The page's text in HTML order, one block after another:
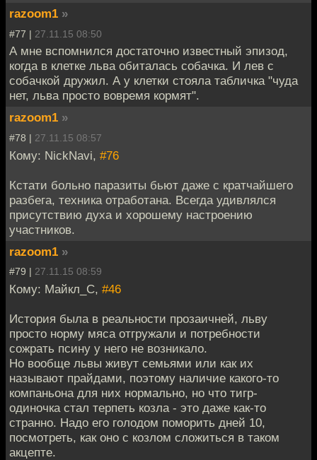
razoom1 »
#77 | 27.11.15 08:50
А мне вспомнился достаточно известный эпизод,
когда в клетке льва обиталась собачка. И лев с
собачкой дружил. А у клетки стояла табличка "чуда
нет, льва просто вовремя кормят".
razoom1 »
#78 | 27.11.15 08:57
Кому: NickNavi, #76
Кстати больно паразиты бьют даже с кратчайшего
разбега, техника отработана. Всегда удивлялся
присутствию духа и хорошему настроению
участников.
razoom1 »
#79 | 27.11.15 08:59
Кому: Майкл_С, #46
История была в реальности прозаичней, льву
просто норму мяса отгружали и потребности
сожрать псину у него не возникало.
Но вообще львы живут семьями или как их
называют прайдами, поэтому наличие какого-то
компаньона для них нормально, но что тигр-
одиночка стал терпеть козла - это даже как-то
странно. Надо его голодом поморить дней 10,
посмотреть, как оно с козлом сложиться в таком
акцепте.